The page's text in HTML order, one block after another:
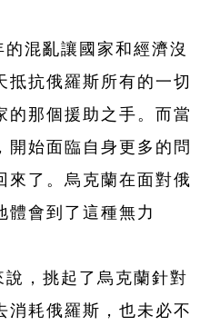
混亂讓國家和經濟沒
抵抗俄羅斯所有的一切
的那個援助之手。而當
開始面臨自身更多的問
來了。烏克蘭在面對俄
體會到了這種無力
，挑起了烏克蘭針對
消耗俄羅斯，也未必不